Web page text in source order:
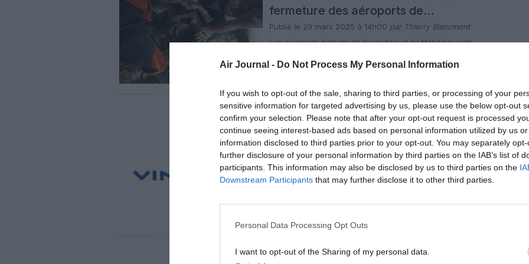
Air Journal - Do Not Process My Personal Information
If you wish to opt-out of the sale, sharing to third parties, or processing of your
sensitive information for targeted advertising by us, please use the below opt-out
confirm your selection. Please note that after your opt-out request is processed
continue seeing interest-based ads based on personal information utilized by us
information disclosed to third parties prior to your opt-out. You may separately
further disclosure of your personal information by third parties on the IAB’s list of
participants. This information may also be disclosed by us to third parties on the
Downstream Participants that may further disclose it to other third parties.
Personal Data Processing Opt Outs
I want to opt-out of the Sharing of my personal data.
fermeture des aéroports de
Naypyitaw et Mandalay
Publié le 29 mars 2025 à 14h00 par Thierry Blancmont
Les aéroports birmans de Naypyitaw et de Mandalay sont
a provoqué hier des dégâts importants des infrastructures.
A l’aéroport international de Naypyitaw, la capitale du
Selon le site birman Myanmar […]
Actualité
VINCI Airports : troisième
gestionnaire aéroportuaire au monde
avec 318 millions de passagers en
2024
Publié le 19 janvier 2025 à 07h00par Thierry Blancmont
Plus de 318 millions de passagers ont fréquenté les 70
troisième gestionnaire aéroportuaire au monde […]